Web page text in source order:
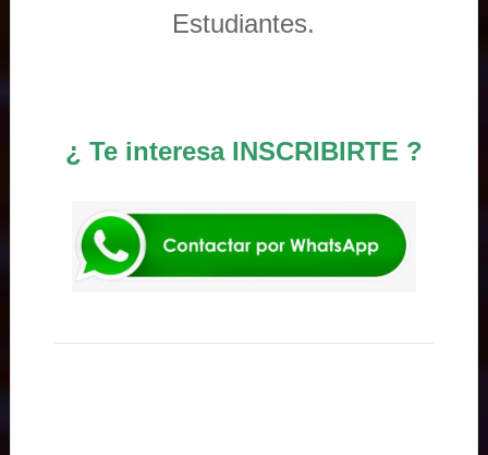
Estudiantes.
¿ Te interesa INSCRIBIRTE ?